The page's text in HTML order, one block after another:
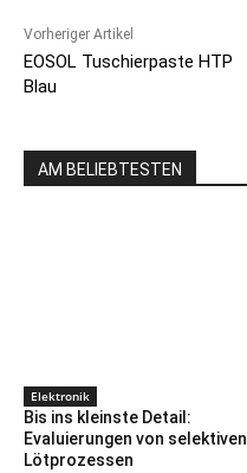
Vorheriger Artikel
EOSOL Tuschierpaste HTP
Blau
AM BELIEBTESTEN
Elektronik
Bis ins kleinste Detail:
Evaluierungen von selektiven
Lötprozessen